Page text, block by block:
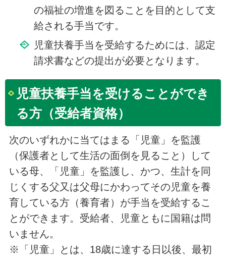
の福祉の増進を図ることを目的として支
給される手当です。
児童扶養手当を受給するためには、認定
請求書などの提出が必要となります。
児童扶養手当を受けることができ
る方（受給者資格）
次のいずれかに当てはまる「児童」を監護
（保護者として生活の面倒を見ること）して
いる母、「児童」を監護し、かつ、生計を同
じくする父又は父母にかわってその児童を養
育している方（養育者）が手当を受給するこ
とができます。受給者、児童ともに国籍は問
いません。
※「児童」とは、18歳に達する日以後、最初